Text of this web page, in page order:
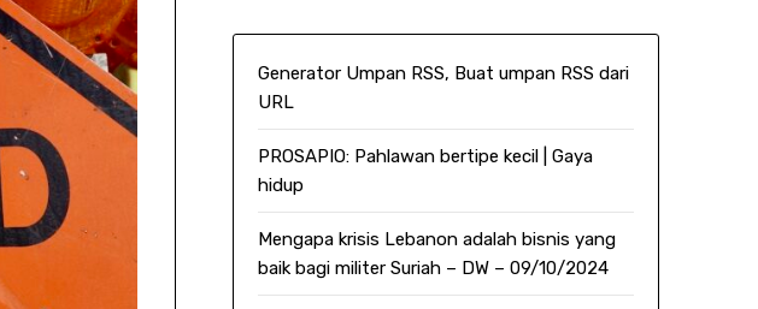
Generator Umpan RSS, Buat umpan RSS dari
URL
PROSAPIO: Pahlawan bertipe kecil | Gaya
hidup
Mengapa krisis Lebanon adalah bisnis yang
baik bagi militer Suriah – DW – 09/10/2024